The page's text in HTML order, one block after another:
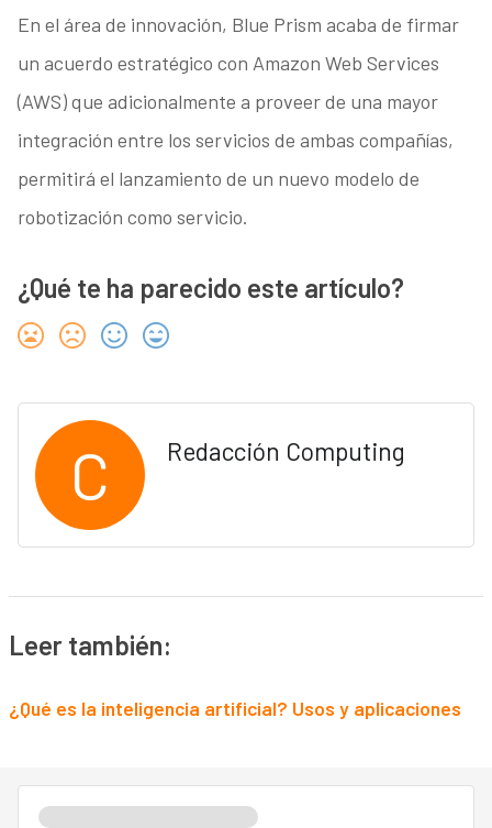
En el área de innovación, Blue Prism acaba de firmar
un acuerdo estratégico con Amazon Web Services
(AWS) que adicionalmente a proveer de una mayor
integración entre los servicios de ambas compañías,
permitirá el lanzamiento de un nuevo modelo de
robotización como servicio.
¿Qué te ha parecido este artículo?
C Redacción Computing
Leer también:
¿Qué es la inteligencia artificial? Usos y aplicaciones